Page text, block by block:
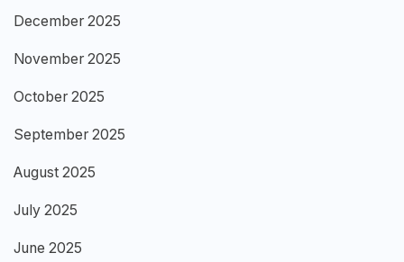
December 2025
November 2025
October 2025
September 2025
August 2025
July 2025
June 2025